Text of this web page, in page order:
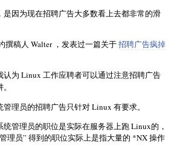
因为现在招聘广告大多数看上去都非常的滑
撰稿人 Walter ，发表过一篇关于招聘广告疯掉
为 Linux 工作应聘者可以通过注意招聘广告
理员的招聘广告只针对 Linux 有要求。
管理员的职位是实际在服务器上跑 Linux的，
理员” 得到的职位实际上是指大量的 *NX 操作